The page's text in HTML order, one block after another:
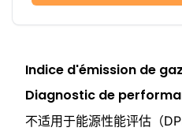
Indice d'émission de
Diagnostic de
不适用于能源性能评估（